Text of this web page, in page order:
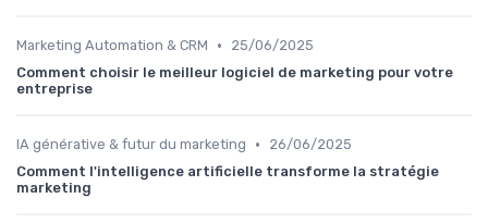
Marketing Automation & CRM •
25/06/2025
Comment choisir le meilleur logiciel de marketing pour votre
entreprise
IA générative & futur du marketing •
26/06/2025
Comment l'intelligence artificielle transforme la stratégie
marketing